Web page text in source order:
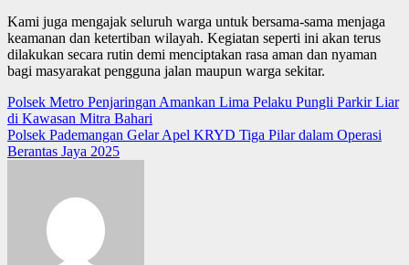
Kami juga mengajak seluruh warga untuk bersama-sama menjaga
keamanan dan ketertiban wilayah. Kegiatan seperti ini akan terus
dilakukan secara rutin demi menciptakan rasa aman dan nyaman
bagi masyarakat pengguna jalan maupun warga sekitar.
Post
navigation
Polsek Metro Penjaringan Amankan Lima Pelaku Pungli Parkir Liar
di Kawasan Mitra Bahari
Polsek Pademangan Gelar Apel KRYD Tiga Pilar dalam Operasi
Berantas Jaya 2025